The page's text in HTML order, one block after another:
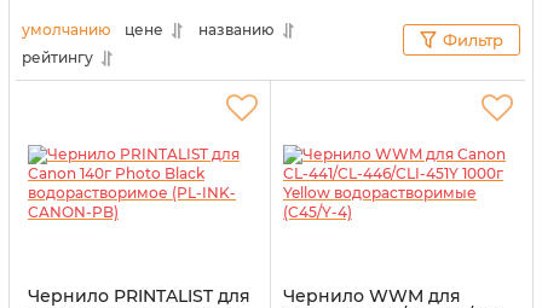
состоянии. Поэтому, чтобы печатать на
профессиональном уровне, не нужно платить
большие деньги.
умолчанию цене
названию
рейтингу
Фильтр
Чернило PRINTALIST для
Чернило WWM для